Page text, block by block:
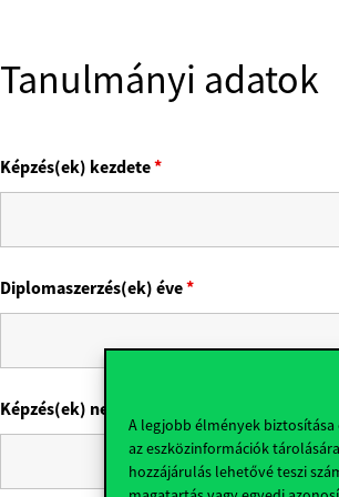
A legjobb élmények
az eszközinformációk
hozzájárulás lehetővé teszi
Tanulmányi adatok
Képzés(ek) kezdete*
Diplomaszerzés(ek) éve*
Képzés(ek) neve